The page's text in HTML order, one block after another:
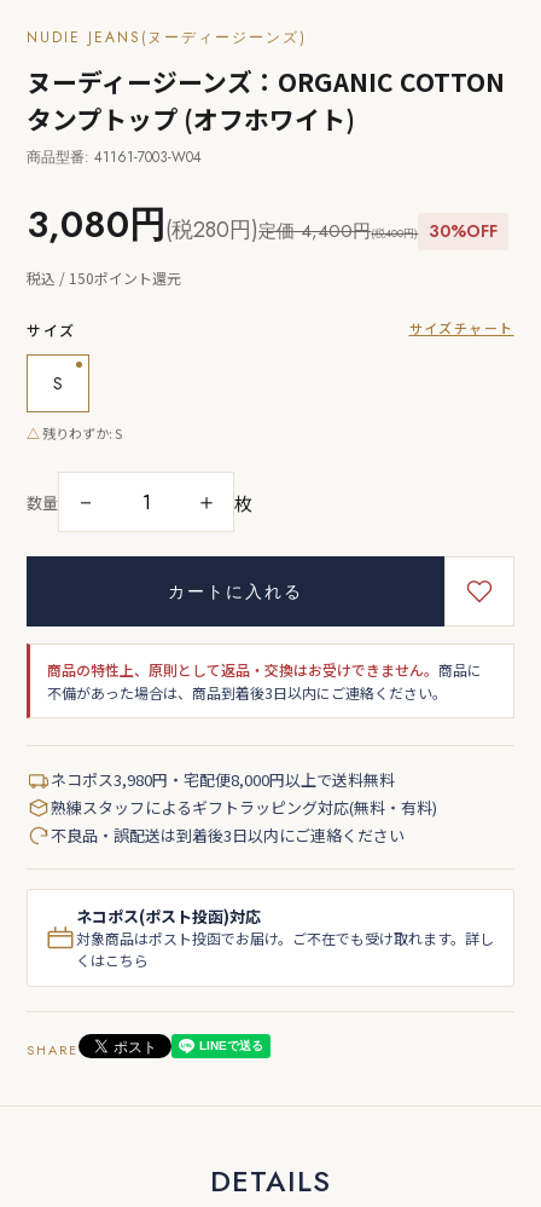
NUDIE JEANS(ヌーディージーンズ)
ヌーディージーンズ：ORGANIC COTTON
タンプトップ (オフホワイト)
商品型番: 41161-7003-W04
3,080円(税280円)定価 4,400円(税400円) 30%OFF
税込 / 150ポイント還元
サイズ サイズチャート
S
△残りわずか: S
数量 － ＋ 枚
カートに入れる
商品の特性上、原則として返品・交換はお受けできません。商品に
不備があった場合は、商品到着後3日以内にご連絡ください。
ネコポス3,980円・宅配便8,000円以上で送料無料
熟練スタッフによるギフトラッピング対応(無料・有料)
不良品・誤配送は到着後3日以内にご連絡ください
ネコポス(ポスト投函)対応
対象商品はポスト投函でお届け。ご不在でも受け取れます。詳し
くはこちら
SHARE
DETAILS